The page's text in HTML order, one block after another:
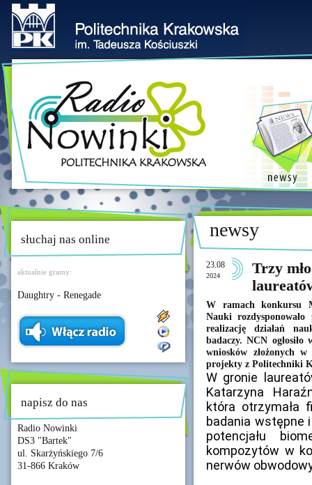
słuchaj nas online
aktualnie gramy:
Daughtry - Renegade
napisz do nas
Radio Nowinki
DS3 "Bartek"
ul. Skarżyńskiego 7/6
31-866 Kraków
newsy
23.08
2024
Trzy
W ramach konkursu
Nauki
realizację działań
badaczy. NCN
wniosków złożonych
projekty z Politechniki
W gronie
Katarzyna
która otrzymała
badania wstępne
potencjału
kompozytów w
nerwów